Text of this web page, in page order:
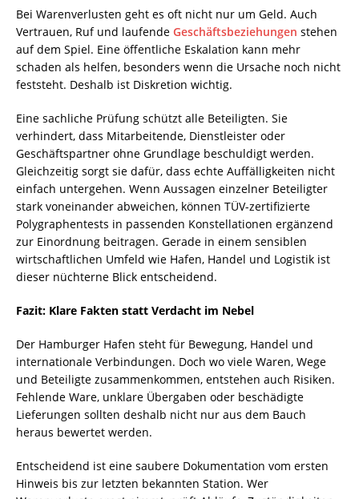
Bei Warenverlusten geht es oft nicht nur um Geld. Auch
Vertrauen, Ruf und laufende Geschäftsbeziehungen stehen
auf dem Spiel. Eine öffentliche Eskalation kann mehr
schaden als helfen, besonders wenn die Ursache noch nicht
feststeht. Deshalb ist Diskretion wichtig.
Eine sachliche Prüfung schützt alle Beteiligten. Sie
verhindert, dass Mitarbeitende, Dienstleister oder
Geschäftspartner ohne Grundlage beschuldigt werden.
Gleichzeitig sorgt sie dafür, dass echte Auffälligkeiten nicht
einfach untergehen. Wenn Aussagen einzelner Beteiligter
stark voneinander abweichen, können TÜV-zertifizierte
Polygraphentests in passenden Konstellationen ergänzend
zur Einordnung beitragen. Gerade in einem sensiblen
wirtschaftlichen Umfeld wie Hafen, Handel und Logistik ist
dieser nüchterne Blick entscheidend.
Fazit: Klare Fakten statt Verdacht im Nebel
Der Hamburger Hafen steht für Bewegung, Handel und
internationale Verbindungen. Doch wo viele Waren, Wege
und Beteiligte zusammenkommen, entstehen auch Risiken.
Fehlende Ware, unklare Übergaben oder beschädigte
Lieferungen sollten deshalb nicht nur aus dem Bauch
heraus bewertet werden.
Entscheidend ist eine saubere Dokumentation vom ersten
Hinweis bis zur letzten bekannten Station. Wer